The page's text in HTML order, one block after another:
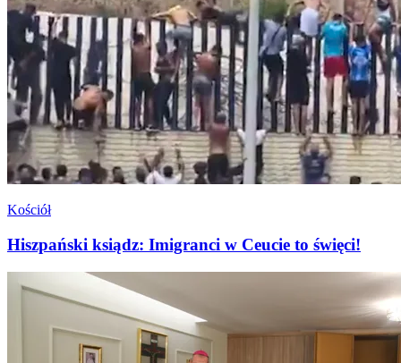
Kościół
Hiszpański ksiądz: Imigranci w Ceucie to święci!